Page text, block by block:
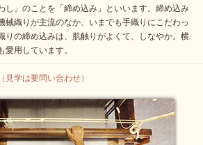
し」のことを「締め込み」といいます。締め込み
械織りが主流のなか、いまでも手織りにこだわっ
りの締め込みは、肌触りがよくて、しなやか。横
用しています。
学は要問い合わせ）